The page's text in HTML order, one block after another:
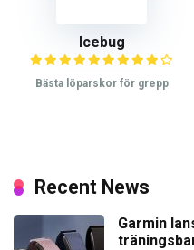
Icebug
Bästa löparskor för grepp
Recent News
Garmin